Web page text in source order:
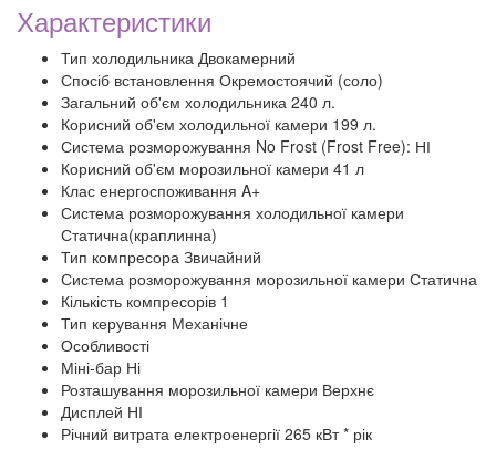
Характеристики
Тип холодильника Двокамерний
Спосіб встановлення Окремостоячий (соло)
Загальний об'єм холодильника 240 л.
Корисний об'єм холодильної камери 199 л.
Система розморожування No Frost (Frost Free): НІ
Корисний об'єм морозильної камери 41 л
Клас енергоспоживання A+
Система розморожування холодильної камери
Статична(краплинна)
Тип компресора Звичайний
Система розморожування морозильної камери Статична
Кількість компресорів 1
Тип керування Механічне
Особливості
Міні-бар Ні
Розташування морозильної камери Верхнє
Дисплей НІ
Річний витрата електроенергії 265 кВт * рік